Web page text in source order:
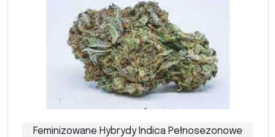
Feminizowane Hybrydy Indica Pełnosezonowe